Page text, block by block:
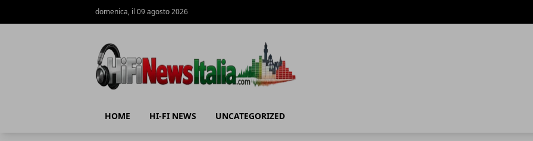
domenica, il 09 agosto 2026
HOME HI-FI NEWS UNCATEGORIZED